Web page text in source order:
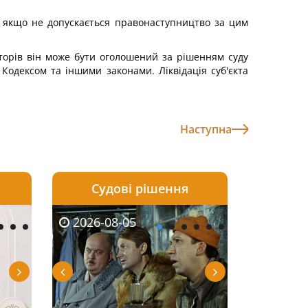
якщо не допускається правонаступництво за цим
він може бути оголошений за рішенням суду
та іншими законами. Ліквідація суб'єкта
Наступна
2026-08-04 2026-08-04
2026-08-03 2026-08-03
2026-08-05 2026-08-05
Судові рішення
2026-08-05